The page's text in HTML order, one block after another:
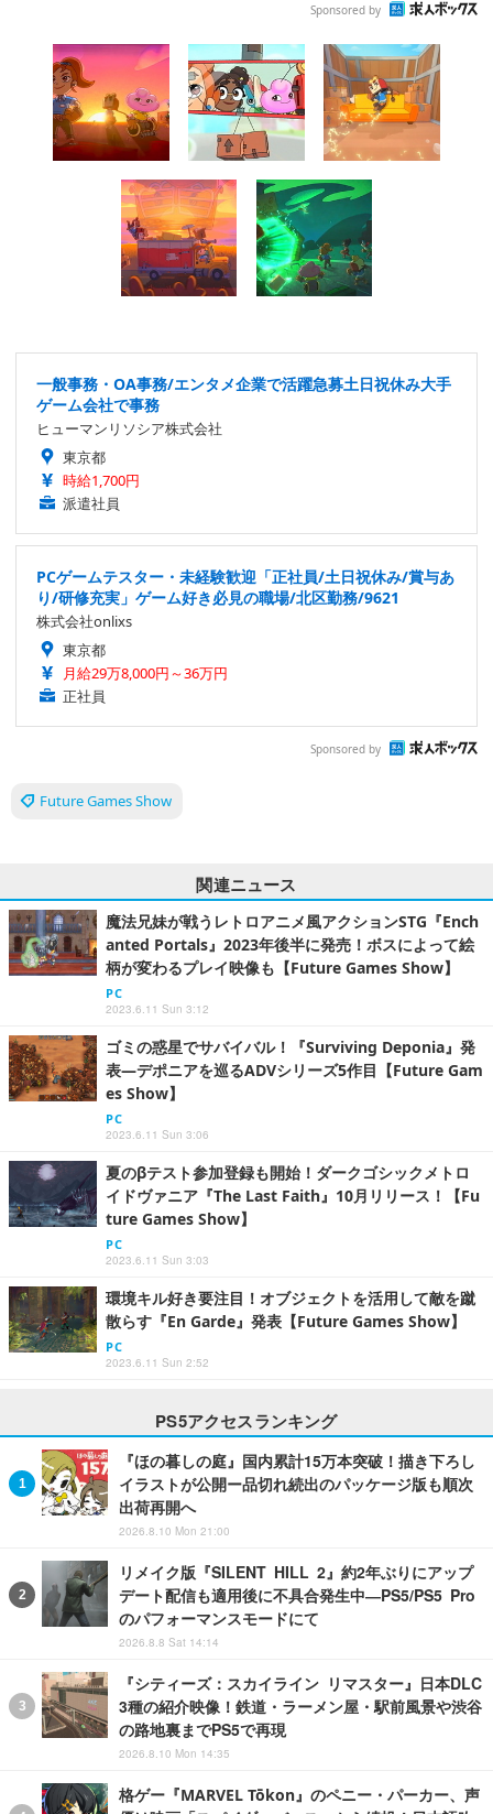
Sponsored by
一般事務・OA事務/エンタメ企業で活躍急募土日祝休み大手
ゲーム会社で事務
ヒューマンリソシア株式会社
東京都
時給1,700円
派遣社員
PCゲームテスター・未経験歓迎「正社員/土日祝休み/賞与あ
り/研修充実」ゲーム好き必見の職場/北区勤務/9621
株式会社onlixs
東京都
月給29万8,000円～36万円
正社員
Sponsored by
Future Games Show
関連ニュース
魔法兄妹が戦うレトロアニメ風アクションSTG『Ench
anted Portals』2023年後半に発売！ボスによって絵
柄が変わるプレイ映像も【Future Games Show】
PC
2023.6.11 Sun 3:12
ゴミの惑星でサバイバル！『Surviving Deponia』発
表―デポニアを巡るADVシリーズ5作目【Future Gam
es Show】
PC
2023.6.11 Sun 3:06
夏のβテスト参加登録も開始！ダークゴシックメトロ
イドヴァニア『The Last Faith』10月リリース！【Fu
ture Games Show】
PC
2023.6.11 Sun 3:03
環境キル好き要注目！オブジェクトを活用して敵を蹴
散らす『En Garde』発表【Future Games Show】
PC
2023.6.11 Sun 2:52
PS5アクセスランキング
『ほの暮しの庭』国内累計15万本突破！描き下ろし
イラストが公開ー品切れ続出のパッケージ版も順次
出荷再開へ
2026.8.10 Mon 21:00
リメイク版『SILENT HILL 2』約2年ぶりにアップ
デート配信も適用後に不具合発生中―PS5/PS5 Pro
のパフォーマンスモードにて
2026.8.8 Sat 14:14
『シティーズ：スカイライン リマスター』日本DLC
3種の紹介映像！鉄道・ラーメン屋・駅前風景や渋谷
の路地裏までPS5で再現
2026.8.10 Mon 14:35
格ゲー『MARVEL Tōkon』のペニー・パーカー、声